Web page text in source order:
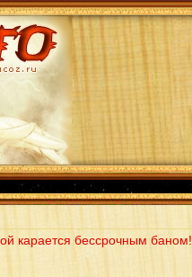
карается бессрочным баном!